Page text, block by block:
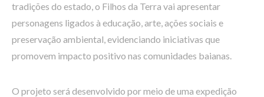
tradições do estado, o Filhos da Terra vai apresentar
personagens ligados à educação, arte, ações sociais e
preservação ambiental, evidenciando iniciativas que
promovem impacto positivo nas comunidades baianas.
O projeto será desenvolvido por meio de uma expedição